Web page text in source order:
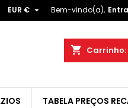
Bem-vindo(a),
EUR € 
shopping_cart Carrinho:
TABELA PREÇOS